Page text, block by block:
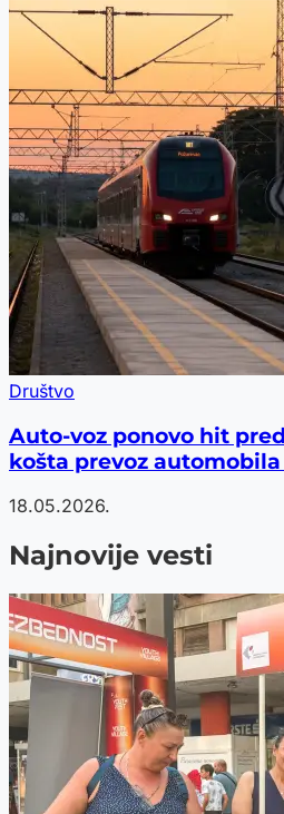
Društvo
Auto-voz ponovo hit
košta prevoz automobila
18.05.2026.
Najnovije vesti